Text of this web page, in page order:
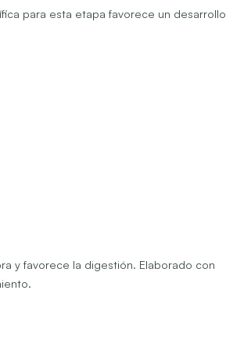
para esta etapa favorece un desarrollo
y favorece la digestión. Elaborado con